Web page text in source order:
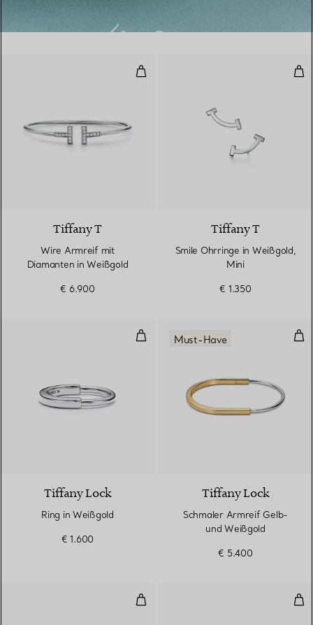
Wire Armreif mit Diamanten in
Tiffany T
Wire Armreif mit
Diamanten in Weißgold
€ 6.900
Tiffany T
Smile Ohrringe in Weißgold,
Mini
€ 1.350
Ring in Weißgold
Tiffany Lock
Ring in Weißgold
€ 1.600
Must-Have
Tiffany Lock
Schmaler Armreif Gelb-
und Weißgold
€ 5.400
Wire Armreif in Weißgold